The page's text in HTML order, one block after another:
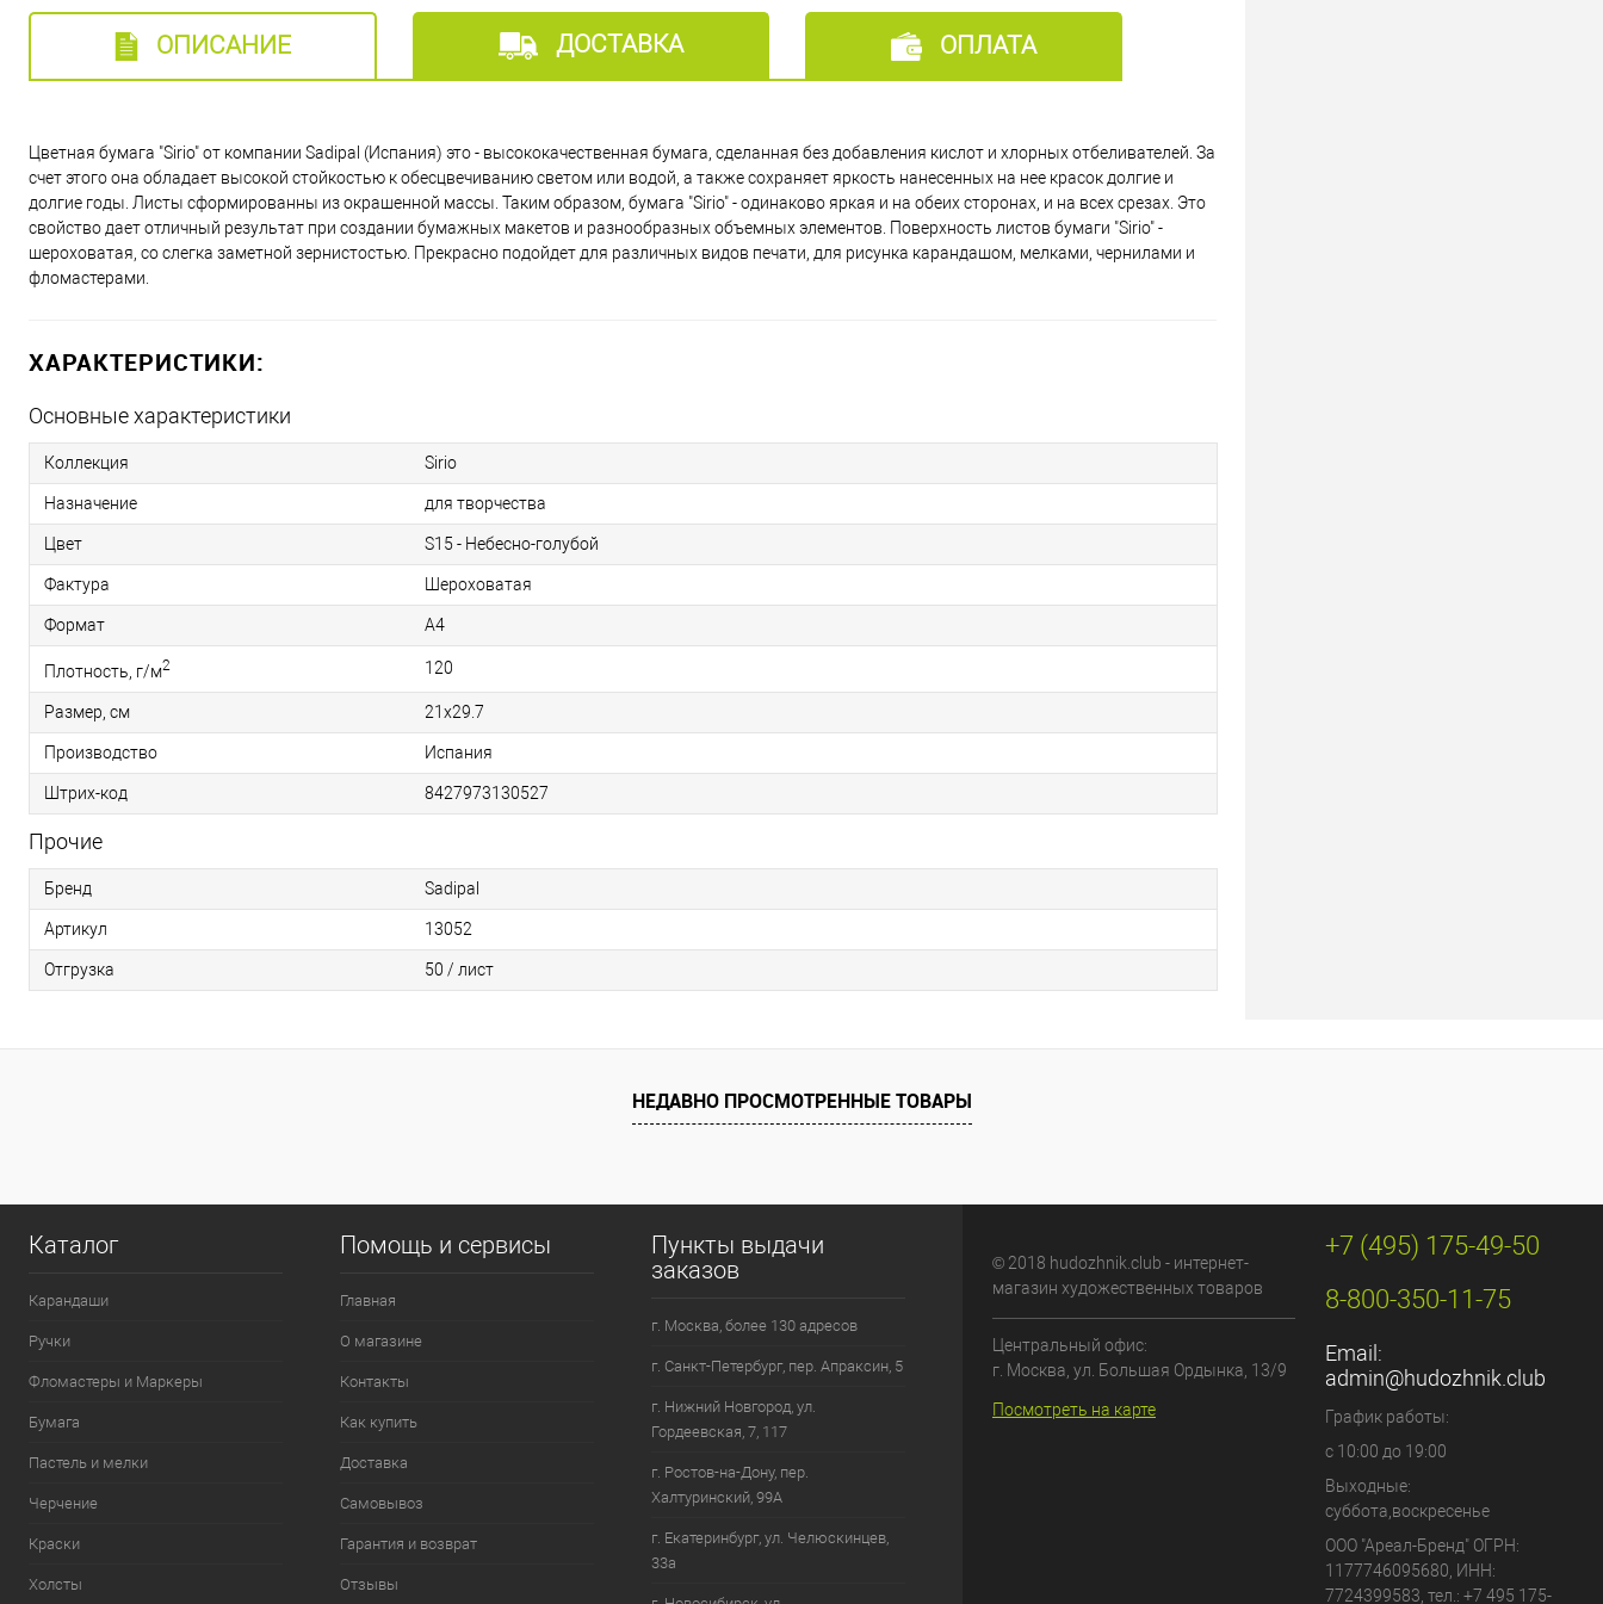
ОПИСАНИЕ ДОСТАВКА ОПЛАТА
Цветная бумага "Sirio" от компании Sadipal (Испания) это - высококачественная бумага, сделанная без добавления кислот и хлорных отбеливателей. За
счет этого она обладает высокой стойкостью к обесцвечиванию светом или водой, а также сохраняет яркость нанесенных на нее красок долгие и
долгие годы. Листы сформированны из окрашенной массы. Таким образом, бумага "Sirio" - одинаково яркая и на обеих сторонах, и на всех срезах. Это
свойство дает отличный результат при создании бумажных макетов и разнообразных объемных элементов. Поверхность листов бумаги "Sirio" -
шероховатая, со слегка заметной зернистостью. Прекрасно подойдет для различных видов печати, для рисунка карандашом, мелками, чернилами и
фломастерами.
ХАРАКТЕРИСТИКИ:
Основные характеристики
Коллекция Sirio
Назначение для творчества
Цвет S15 - Небесно-голубой
Фактура Шероховатая
Формат A4
Плотность, г/м2 120
Размер, см 21х29.7
Производство Испания
Штрих-код 8427973130527
Прочие
Бренд Sadipal
Артикул 13052
Отгрузка 50 / лист
НЕДАВНО ПРОСМОТРЕННЫЕ ТОВАРЫ
Каталог
Карандаши
Ручки
Фломастеры и Маркеры
Бумага
Пастель и мелки
Черчение
Краски
Холсты
Помощь и сервисы
Главная
О магазине
Контакты
Как купить
Доставка
Самовывоз
Гарантия и возврат
Отзывы
Пункты выдачи
заказов
г. Москва, более 130 адресов
г. Санкт-Петербург, пер. Апраксин, 5
г. Нижний Новгород, ул.
Гордеевская, 7, 117
г. Ростов-на-Дону, пер.
Халтуринский, 99А
г. Екатеринбург, ул. Челюскинцев,
33а
© 2018 hudozhnik.club - интернет-
магазин художественных товаров
Центральный офис:
г. Москва, ул. Большая Ордынка, 13/9
Посмотреть на карте
+7 (495) 175-49-50
8-800-350-11-75
Email:
admin@hudozhnik.club
График работы:
с 10:00 до 19:00
Выходные:
суббота,воскресенье
ООО "Ареал-Бренд" ОГРН:
1177746095680, ИНН:
7724399583, тел.: +7 495 175-